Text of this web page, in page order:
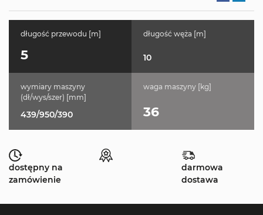
długość przewodu [m]
5
długość węża [m]
10
wymiary maszyny
(dł/wys/szer) [mm]
439/950/390
waga maszyny [kg]
36
dostępny na
zamówienie
darmowa
dostawa